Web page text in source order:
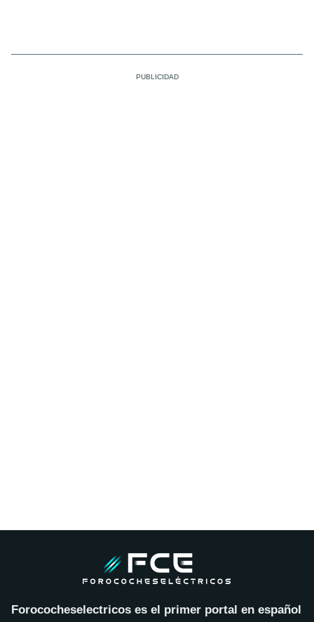
Forococheselectricos es el primer portal en español